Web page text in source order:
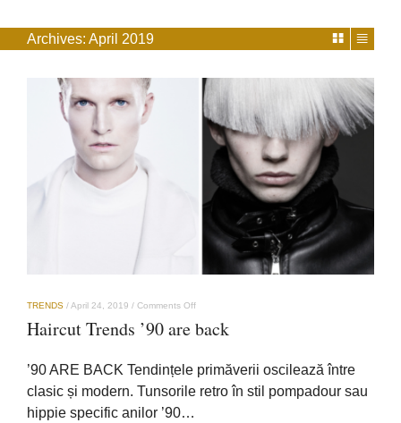
Archives: April 2019
TRENDS /April 24, 2019 / Comments Offon
Trends
back
Haircut Trends ’90 are back
’90 ARE BACK Tendințele primăverii oscilează între
clasic și modern. Tunsorile retro în stil pompadour sau
hippie specific anilor ’90…